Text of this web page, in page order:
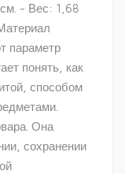
- Вес: 1,68
параметр
понять, как
способом
Она
сохранении